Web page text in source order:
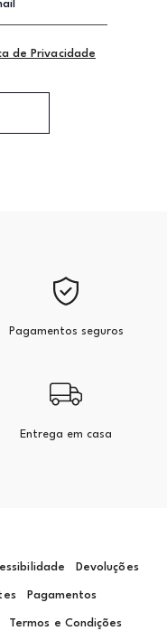
de Privacidade
Pagamentos seguros
Entrega em casa
Devoluções
Pagamentos
Termos e Condições